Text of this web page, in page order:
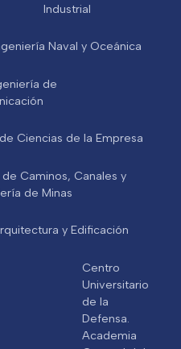
Industrial
Naval y Oceánica
de
Ciencias de la Empresa
Caminos, Canales y
de Minas
y Edificación
Centro
Universitario
de la
Defensa.
Academia